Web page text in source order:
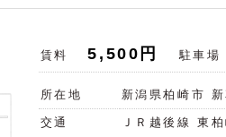
賃料 5,500円 駐車場
所在地 新潟県柏崎市
交通 ＪＲ越後線 東